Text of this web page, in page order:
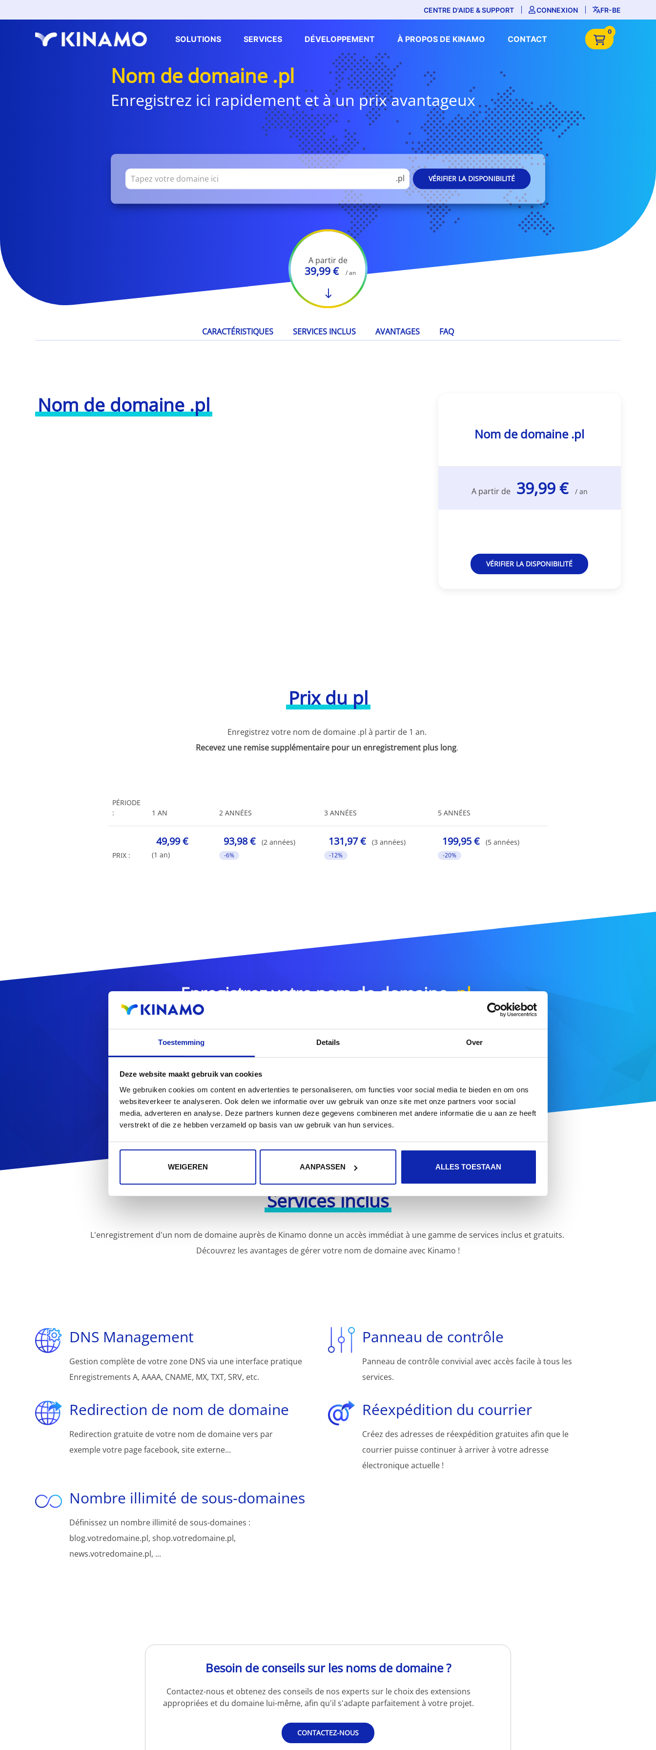
Toestemming Details Over
Deze website maakt gebruik van cookies
We gebruiken cookies om content en advertenties te personaliseren, om functies voor social media te bieden en om ons
websiteverkeer te analyseren. Ook delen we informatie over uw gebruik van onze site met onze partners voor social
media, adverteren en analyse. Deze partners kunnen deze gegevens combineren met andere informatie die u aan ze heeft
verstrekt of die ze hebben verzameld op basis van uw gebruik van hun services.
WEIGEREN AANPASSEN ALLES TOESTAAN
CENTRE D'AIDE & SUPPORT CONNEXION FR-BE
SOLUTIONS SERVICES DÉVELOPPEMENT À PROPOS DE KINAMO CONTACT
0
Nom de domaine .pl
Enregistrez ici rapidement et à un prix avantageux
.pl VÉRIFIER LA DISPONIBILITÉ
A partir de
39,99 € / an
CARACTÉRISTIQUES SERVICES INCLUS AVANTAGES FAQ
Nom de domaine .pl
Nom de domaine .pl
A partir de 39,99 € / an
VÉRIFIER LA DISPONIBILITÉ
Prix du pl
Enregistrez votre nom de domaine .pl à partir de 1 an.
Recevez une remise supplémentaire pour un enregistrement plus long.
PÉRIODE
:
1 AN 2 ANNÉES 3 ANNÉES 5 ANNÉES
PRIX :
49,99 €
(1 an)
93,98 € (2 années)
-6%
131,97 € (3 années)
-12%
199,95 € (5 années)
-20%
Enregistrez votre nom de domaine.pl.
DOMAINE DE RECHERCHE
Vous cherchez d'autres extensions de noms de domaine ?
Services inclus
L'enregistrement d'un nom de domaine auprès de Kinamo donne un accès immédiat à une gamme de services inclus et gratuits.
Découvrez les avantages de gérer votre nom de domaine avec Kinamo !
DNS Management
Gestion complète de votre zone DNS via une interface pratique
Enregistrements A, AAAA, CNAME, MX, TXT, SRV, etc.
Panneau de contrôle
Panneau de contrôle convivial avec accès facile à tous les
services.
Redirection de nom de domaine
Redirection gratuite de votre nom de domaine vers par
exemple votre page facebook, site externe...
Réexpédition du courrier
Créez des adresses de réexpédition gratuites afin que le
courrier puisse continuer à arriver à votre adresse
électronique actuelle !
Nombre illimité de sous-domaines
Définissez un nombre illimité de sous-domaines :
blog.votredomaine.pl, shop.votredomaine.pl,
news.votredomaine.pl, ...
Besoin de conseils sur les noms de domaine ?
Contactez-nous et obtenez des conseils de nos experts sur le choix des extensions
appropriées et du domaine lui-même, afin qu'il s'adapte parfaitement à votre projet.
CONTACTEZ-NOUS